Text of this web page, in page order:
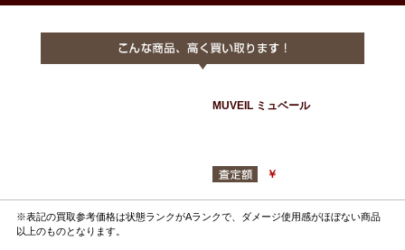
MUVEIL ミュベール
￥
※表記の買取参考価格は状態ランクがAランクで、ダメージ使用感がほぼない商品
以上のものとなります。